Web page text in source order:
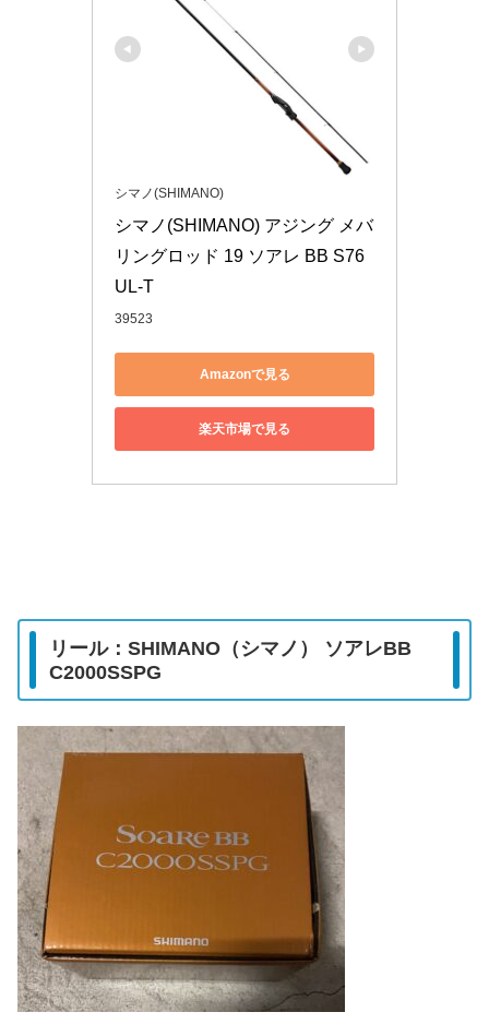
シマノ(SHIMANO)
シマノ(SHIMANO) アジング メバ
リングロッド 19 ソアレ BB S76
UL-T
39523
Amazonで見る
楽天市場で見る
リール：SHIMANO（シマノ） ソアレBB
C2000SSPG